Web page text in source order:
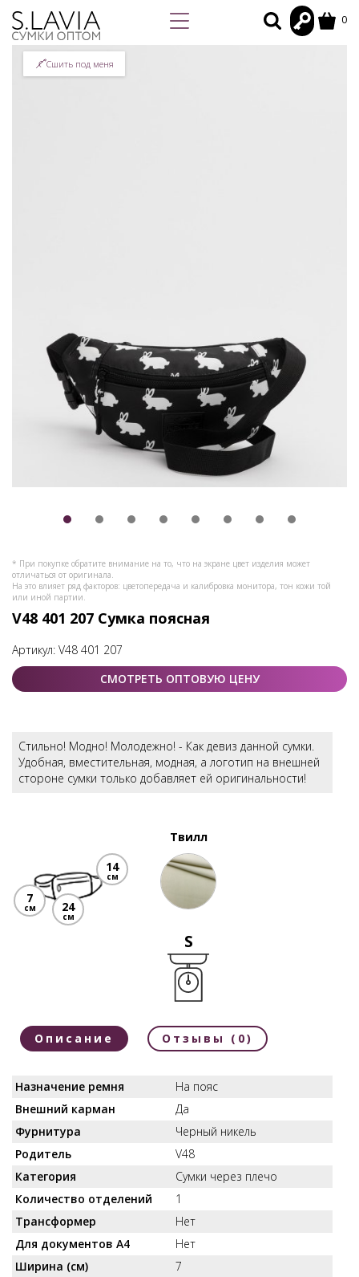
0
* При покупке обратите внимание на то, что на экране цвет изделия может
отличаться от оригинала.
На это влияет ряд факторов: цветопередача и калибровка монитора, тон кожи той
или иной партии.
Сшить под меня
V48 401 207 Сумка поясная
Артикул: V48 401 207
СМОТРЕТЬ ОПТОВУЮ ЦЕНУ
Стильно! Модно! Молодежно! - Как девиз данной сумки.
Удобная, вместительная, модная, а логотип на внешней
стороне сумки только добавляет ей оригинальности!
7
см
14
см
24
см
Твилл
S
Описание Отзывы (0)
Назначение ремня
На пояс
Внешний карман
Да
Фурнитура
Черный никель
Родитель
V48
Категория
Сумки через плечо
Количество отделений
1
Трансформер
Нет
Для документов А4
Нет
Ширина (см)
7